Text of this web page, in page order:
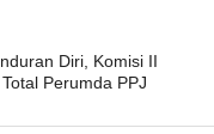
Diri, Komisi II
Perumda PPJ